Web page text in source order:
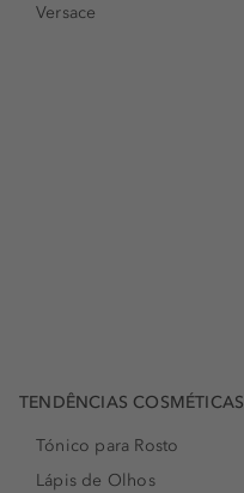
Versace
TENDÊNCIAS COSMÉTICAS
Tónico para Rosto
Lápis de Olhos